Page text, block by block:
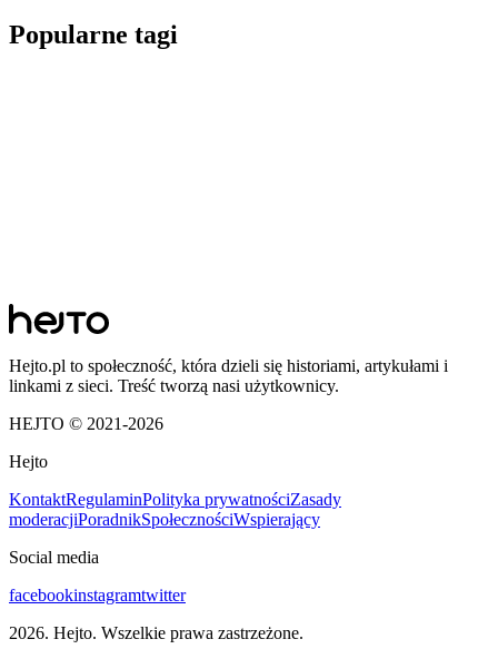
Popularne tagi
Hejto.pl to społeczność, która dzieli się historiami, artykułami i
linkami z sieci. Treść tworzą nasi użytkownicy.
HEJTO © 2021-2026
Hejto
KontaktRegulaminPolityka prywatnościZasady
moderacjiPoradnikSpołecznościWspierający
Social media
facebookinstagramtwitter
2026. Hejto. Wszelkie prawa zastrzeżone.